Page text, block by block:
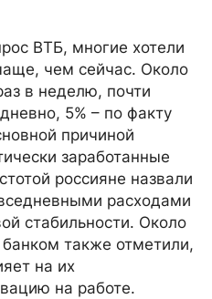
ВТБ, многие хотели
чем сейчас. Около
в неделю, почти
5% – по факту
причиной
заработанные
россияне назвали
расходами
стабильности. Около
также отметили,
на их
на работе.